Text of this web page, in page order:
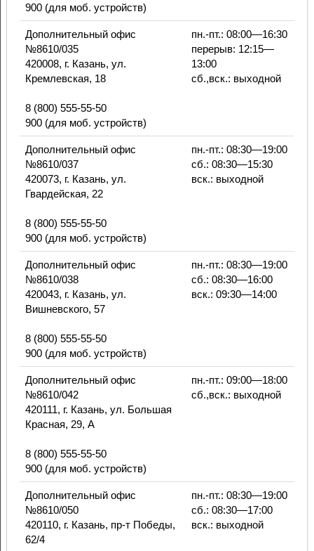
900 (для моб. устройств)
Дополнительный офис
№8610/035
420008, г. Казань, ул.
Кремлевская, 18
8 (800) 555-55-50
900 (для моб. устройств)
пн.-пт.: 08:00—16:30
перерыв: 12:15—
13:00
сб.,вск.: выходной
Дополнительный офис
№8610/037
420073, г. Казань, ул.
Гвардейская, 22
8 (800) 555-55-50
900 (для моб. устройств)
пн.-пт.: 08:30—19:00
сб.: 08:30—15:30
вск.: выходной
Дополнительный офис
№8610/038
420043, г. Казань, ул.
Вишневского, 57
8 (800) 555-55-50
900 (для моб. устройств)
пн.-пт.: 08:30—19:00
сб.: 08:30—16:00
вск.: 09:30—14:00
Дополнительный офис
№8610/042
420111, г. Казань, ул. Большая
Красная, 29, А
8 (800) 555-55-50
900 (для моб. устройств)
пн.-пт.: 09:00—18:00
сб.,вск.: выходной
Дополнительный офис
№8610/050
420110, г. Казань, пр-т Победы,
62/4
пн.-пт.: 08:30—19:00
сб.: 08:30—17:00
вск.: выходной